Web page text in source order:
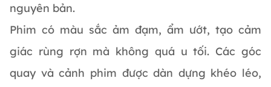
nguyên bản.
Phim có màu sắc ảm đạm, ẩm ướt, tạo cảm
giác rùng rợn mà không quá u tối. Các góc
quay và cảnh phim được dàn dựng khéo léo,